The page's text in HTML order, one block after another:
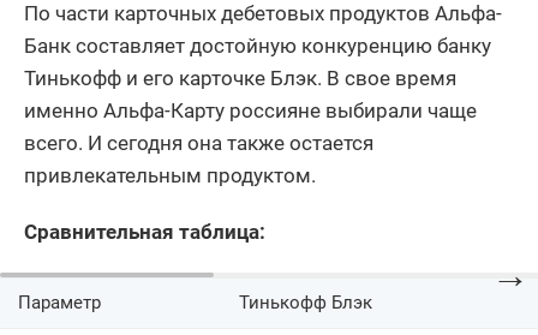
По части карточных дебетовых продуктов Альфа-
Банк составляет достойную конкуренцию банку
Тинькофф и его карточке Блэк. В свое время
именно Альфа-Карту россияне выбирали чаще
всего. И сегодня она также остается
привлекательным продуктом.
Сравнительная таблица:
→
Параметр Тинькофф Блэк